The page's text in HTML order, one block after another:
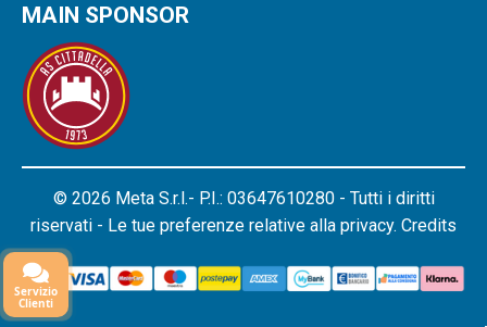
MAIN SPONSOR
© 2026 Meta S.r.l.- P.I.: 03647610280 - Tutti i diritti
riservati - Le tue preferenze relative alla privacy. Credits
Servizio
Clienti